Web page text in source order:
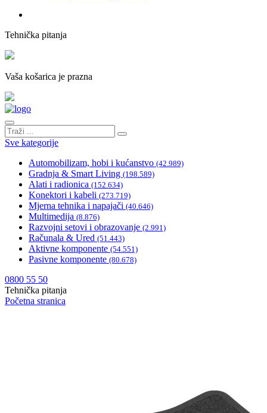
Tehnička pitanja
Vaša košarica je prazna
Sve kategorije
Automobilizam, hobi i kućanstvo (42.989)
Gradnja & Smart Living (198.589)
Alati i radionica (152.634)
Konektori i kabeli (273.719)
Mjerna tehnika i napajači (40.646)
Multimedija (8.876)
Razvojni setovi i obrazovanje (2.991)
Računala & Ured (51.443)
Aktivne komponente (54.551)
Pasivne komponente (80.678)
0800 55 50
Tehnička pitanja
Početna stranica